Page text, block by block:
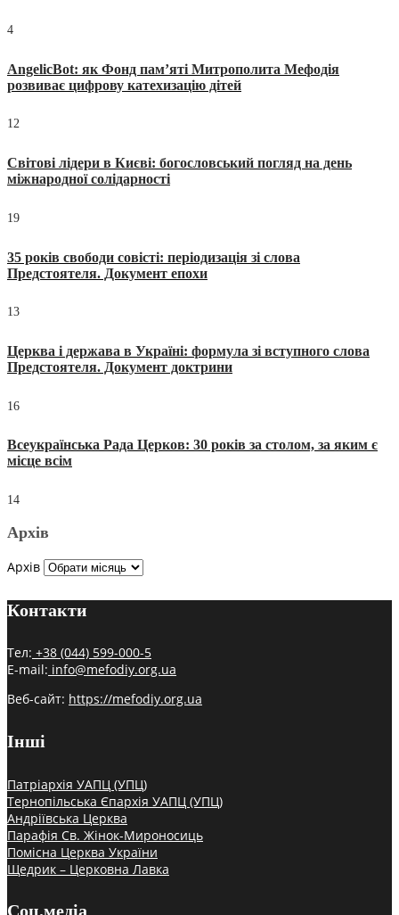
4
AngelicBot: як Фонд пам’яті Митрополита Мефодія
розвиває цифрову катехизацію дітей
12
Світові лідери в Києві: богословський погляд на день
міжнародної солідарності
19
35 років свободи совісті: періодизація зі слова
Предстоятеля. Документ епохи
13
Церква і держава в Україні: формула зі вступного слова
Предстоятеля. Документ доктрини
16
Всеукраїнська Рада Церков: 30 років за столом, за яким є
місце всім
14
Архів
Архів
Контакти
Тел: +38 (044) 599-000-5
E-mail: info@mefodiy.org.ua
Веб-сайт: https://mefodiy.org.ua
Інші
Патріархія УАПЦ (УПЦ)
Тернопільська Єпархія УАПЦ (УПЦ)
Андріївська Церква
Парафія Св. Жінок-Мироносиць
Помісна Церква України
Щедрик – Церковна Лавка
Соц.медіа